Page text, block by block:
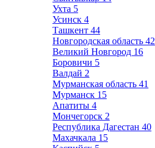
Ухта 5
Усинск 4
Ташкент 44
Новгородская область 42
Великий Новгород 16
Боровичи 5
Валдай 2
Мурманская область 41
Мурманск 15
Апатиты 4
Мончегорск 2
Республика Дагестан 40
Махачкала 15